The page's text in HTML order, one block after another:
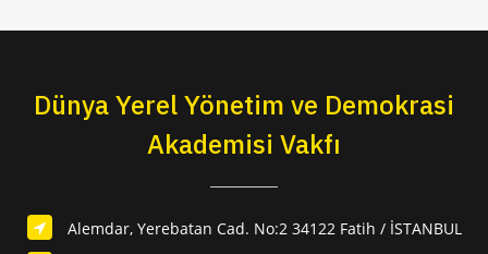
Dünya Yerel Yönetim ve Demokrasi
Akademisi Vakfı
Alemdar, Yerebatan Cad. No:2 34122 Fatih / İSTANBUL